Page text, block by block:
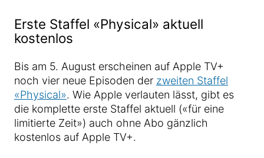
Erste Staffel «Physical» aktuell
kostenlos
Bis am 5. August erscheinen auf Apple TV+
noch vier neue Episoden der zweiten Staffel
«Physical». Wie Apple verlauten lässt, gibt es
die komplette erste Staffel aktuell («für eine
limitierte Zeit») auch ohne Abo gänzlich
kostenlos auf Apple TV+.